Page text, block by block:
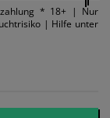
* 18+ | Nur
| Hilfe unter